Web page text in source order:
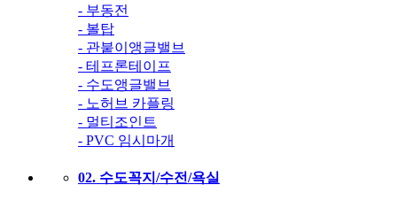
- 부동전
- 볼탑
- 관붙이앵글밸브
- 테프론테이프
- 수도앵글밸브
- 노허브 카플링
- 멀티조인트
- PVC 임시마개
02. 수도꼭지/수전/욕실